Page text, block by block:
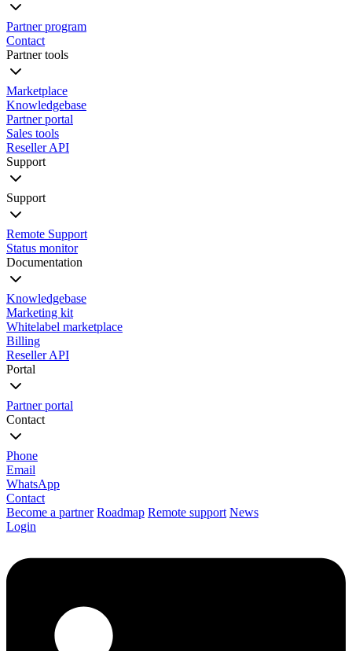
Partner program
Contact
Partner tools
Marketplace
Knowledgebase
Partner portal
Sales tools
Reseller API
Support
Support
Remote Support
Status monitor
Documentation
Knowledgebase
Marketing kit
Whitelabel marketplace
Billing
Reseller API
Portal
Partner portal
Contact
Phone
Email
WhatsApp
Contact
Become a partner Roadmap Remote support News
Login